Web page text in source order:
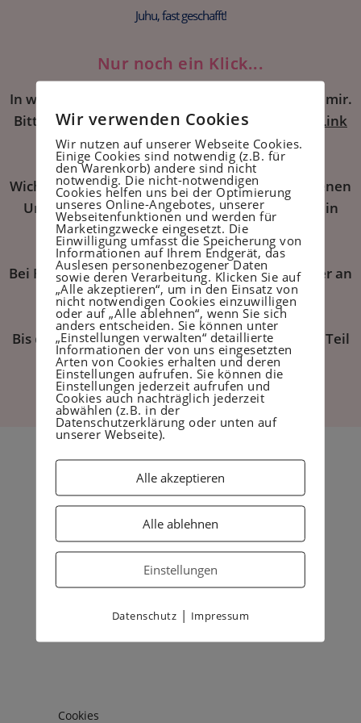
Juhu, fast geschafft!
Nur noch ein Klick...
In wenigen Minuten erhältst du eine E-Mail von mir.
Bitte
bestätige deine E-Mail-Adresse über den Link
in dieser E-Mail.
Wichtig:Erst danach kann ich dir die versprochenen
Unterlagen per Mail schicken. Bitte sieh auch in
deinem Spamordner nach.
Bei Fragen und Problemen kannst du dich immer an
info@mamatasty.dewenden.
Bis dahin:Klicke auf den Buttonund werde ein Teil
meiner Community
Werde Teil meiner Instagram -Community
Cookies
Wir verwenden Cookies
Wir nutzen auf unserer Webseite Cookies.
Einige Cookies sind notwendig (z.B. für
den Warenkorb) andere sind nicht
notwendig. Die nicht-notwendigen
Cookies helfen uns bei der Optimierung
unseres Online-Angebotes, unserer
Webseitenfunktionen und werden für
Marketingzwecke eingesetzt. Die
Einwilligung umfasst die Speicherung von
Informationen auf Ihrem Endgerät, das
Auslesen personenbezogener Daten
sowie deren Verarbeitung. Klicken Sie auf
„Alle akzeptieren“, um in den Einsatz von
nicht notwendigen Cookies einzuwilligen
oder auf „Alle ablehnen“, wenn Sie sich
anders entscheiden. Sie können unter
„Einstellungen verwalten“ detaillierte
Informationen der von uns eingesetzten
Arten von Cookies erhalten und deren
Einstellungen aufrufen. Sie können die
Einstellungen jederzeit aufrufen und
Cookies auch nachträglich jederzeit
abwählen (z.B. in der
Datenschutzerklärung oder unten auf
unserer Webseite).
Alle akzeptieren
Alle ablehnen
Einstellungen
Datenschutz | Impressum